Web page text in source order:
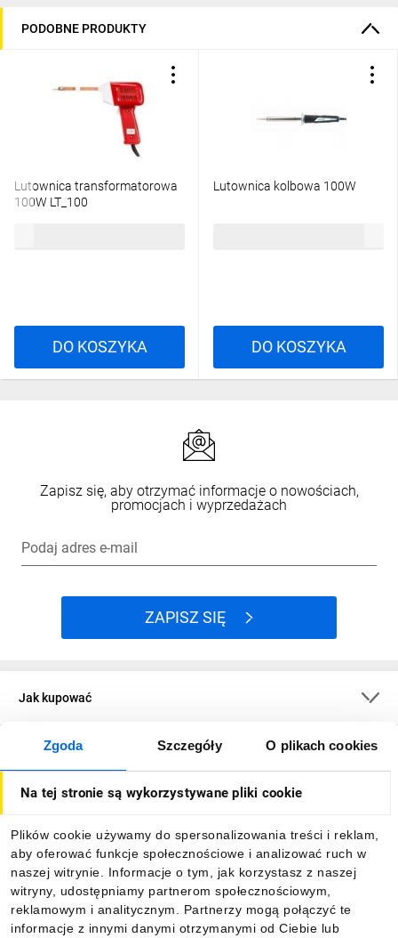
Zgoda Szczegóły O plikach cookies
Na tej stronie są wykorzystywane pliki cookie
Plików cookie używamy do spersonalizowania treści i reklam,
aby oferować funkcje społecznościowe i analizować ruch w
naszej witrynie. Informacje o tym, jak korzystasz z naszej
witryny, udostępniamy partnerom społecznościowym,
reklamowym i analitycznym. Partnerzy mogą połączyć te
informacje z innymi danymi otrzymanymi od Ciebie lub
PODOBNE PRODUKTY
Lutownica transformatorowa
100W LT_100
DO KOSZYKA
Lutownica kolbowa 100W
DO KOSZYKA
Zapisz się, aby otrzymać informacje o nowościach,
promocjach i wyprzedażach
Podaj adres e-mail
ZAPISZ SIĘ
Jak kupować
O firmie
Informacje
Pobierz naszą aplikację mobilną: